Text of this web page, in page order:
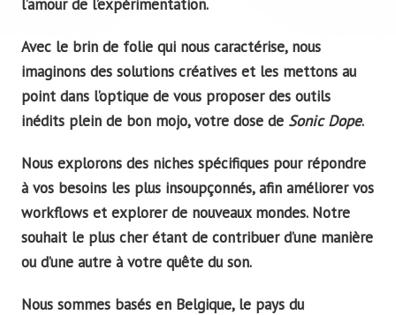
l’amour de l’expérimentation.
Avec le brin de folie qui nous caractérise, nous
imaginons des solutions créatives et les mettons au
point dans l’optique de vous proposer des outils
inédits plein de bon mojo, votre dose de Sonic Dope.
Nous explorons des niches spécifiques pour répondre
à vos besoins les plus insoupçonnés, afin améliorer vos
workflows et explorer de nouveaux mondes. Notre
souhait le plus cher étant de contribuer d’une manière
ou d’une autre à votre quête du son.
Nous sommes basés en Belgique, le pays du